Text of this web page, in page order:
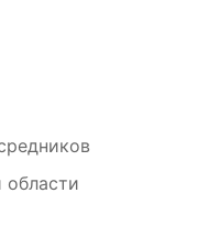
области